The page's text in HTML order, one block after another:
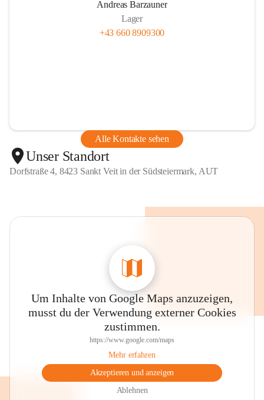
Andreas Barzauner
Lager
+43 660 8909300
Alle Kontakte sehen
Unser Standort
Dorfstraße 4, 8423 Sankt Veit in der Südsteiermark, AUT
Um Inhalte von Google Maps anzuzeigen,
musst du der Verwendung externer Cookies
zustimmen.
https://www.google.com/maps
Mehr erfahren
Akzeptieren und anzeigen
Ablehnen